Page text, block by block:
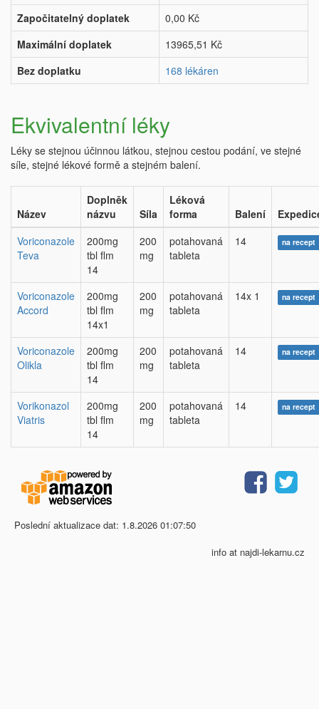
Započitatelný doplatek
0,00 Kč
Maximální doplatek
13965,51 Kč
Bez doplatku
168 lékáren
Ekvivalentní léky
Léky se stejnou účinnou látkou, stejnou cestou podání, ve stejné
síle, stejné lékové formě a stejném balení.
Název
Doplněk
názvu
Síla
Léková
forma
Balení
Voriconazole
Teva
200mg
tbl flm
14
200
mg
potahovaná
tableta
14 na recept
Voriconazole
Accord
200mg
tbl flm
14x1
200
mg
potahovaná
tableta
14x 1 na recept
Voriconazole
Olikla
200mg
tbl flm
14
200
mg
potahovaná
tableta
14 na recept
Vorikonazol
Viatris
200mg
tbl flm
14
200
mg
potahovaná
tableta
14 na recept
Poslední aktualizace dat: 1.8.2026 01:07:50
info at najdi-lekarnu.cz